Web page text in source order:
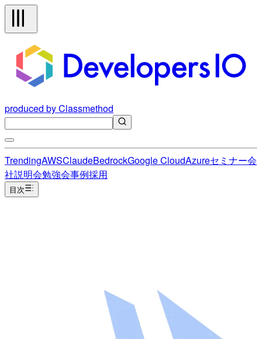
produced by Classmethod
TrendingAWSClaudeBedrockGoogle CloudAzureセミナー会
社説明会勉強会事例採用
目次